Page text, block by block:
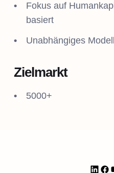
Fokus auf
basiert
Unabhängiges
Zielmarkt
5000+